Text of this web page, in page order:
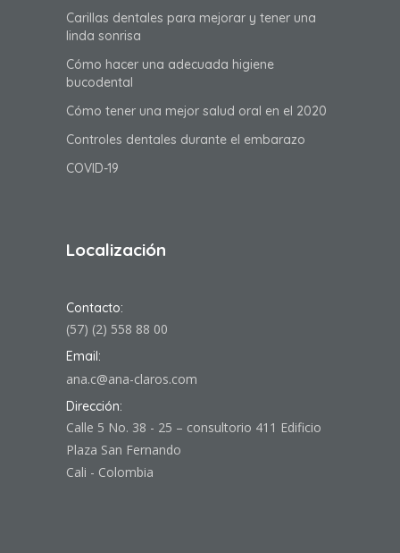
Carillas dentales para mejorar y tener una
linda sonrisa
Cómo hacer una adecuada higiene
bucodental
Cómo tener una mejor salud oral en el 2020
Controles dentales durante el embarazo
COVID-19
Localización
Contacto:
(57) (2) 558 88 00
Email:
ana.c@ana-claros.com
Dirección:
Calle 5 No. 38 - 25 – consultorio 411 Edificio
Plaza San Fernando
Cali - Colombia